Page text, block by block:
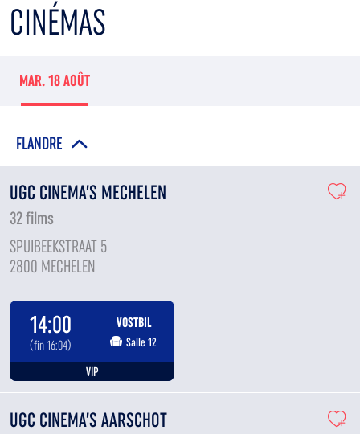
CINÉMAS
MAR. 18 AOÛT
FLANDRE
UGC CINEMA’S MECHELEN
32 films
SPUIBEEKSTRAAT 5
2800 MECHELEN
14:00
(fin 16:04)
VOSTBIL
Salle 12
VIP
UGC CINEMA’S AARSCHOT